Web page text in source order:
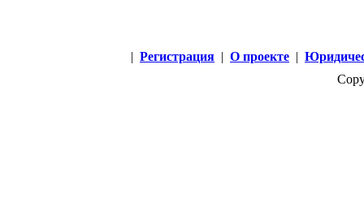
| Регистрация | О проекте |